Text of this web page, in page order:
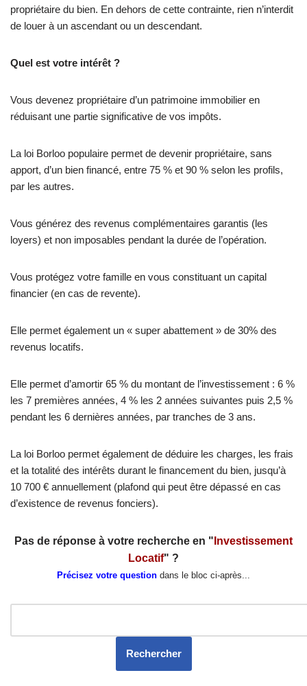
propriétaire du bien. En dehors de cette contrainte, rien n’interdit
de louer à un ascendant ou un descendant.
Quel est votre intérêt ?
Vous devenez propriétaire d’un patrimoine immobilier en
réduisant une partie significative de vos impôts.
La loi Borloo populaire permet de devenir propriétaire, sans
apport, d’un bien financé, entre 75 % et 90 % selon les profils,
par les autres.
Vous générez des revenus complémentaires garantis (les
loyers) et non imposables pendant la durée de l’opération.
Vous protégez votre famille en vous constituant un capital
financier (en cas de revente).
Elle permet également un « super abattement » de 30% des
revenus locatifs.
Elle permet d’amortir 65 % du montant de l’investissement : 6 %
les 7 premières années, 4 % les 2 années suivantes puis 2,5 %
pendant les 6 dernières années, par tranches de 3 ans.
La loi Borloo permet également de déduire les charges, les frais
et la totalité des intérêts durant le financement du bien, jusqu’à
10 700 € annuellement (plafond qui peut être dépassé en cas
d’existence de revenus fonciers).
Pas de réponse à votre recherche en " Investissement
Locatif" ?
Précisez votre question dans le bloc ci-après...